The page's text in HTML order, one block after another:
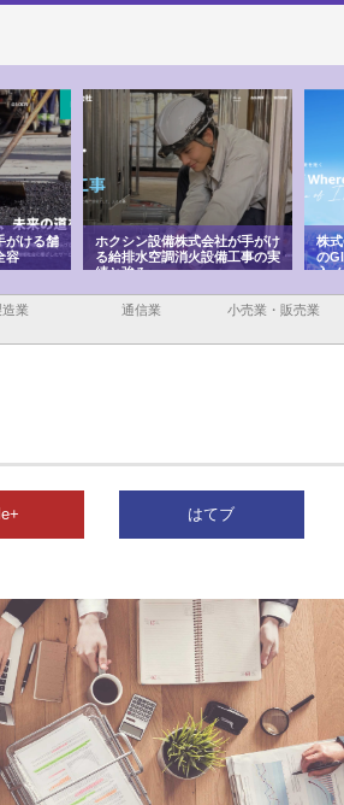
がける舗
容
ホクシン設備株式会社が手がけ
る給排水空調消火設備工事の実
績と強み
株
の
入
造業 通信業 小売業・販売業
はてブ